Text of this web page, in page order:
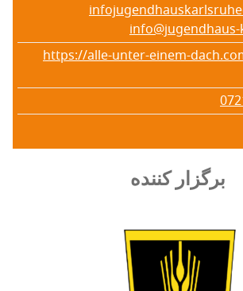
https://alle-unter-einem-
برگزار کننده